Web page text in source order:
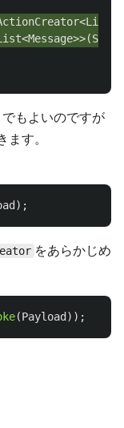
<List
<Message>>(
もよいのですが
す。
);
をあらかじめ
(Payload ));